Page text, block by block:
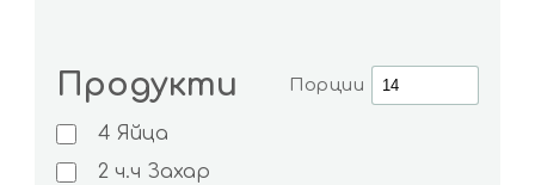
Продукти Порции
4 Яйца
2 ч.ч Захар